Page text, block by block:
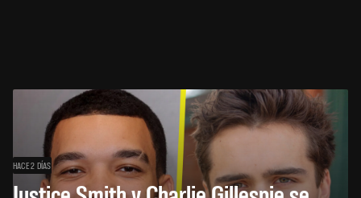
HACE 2 DÍAS